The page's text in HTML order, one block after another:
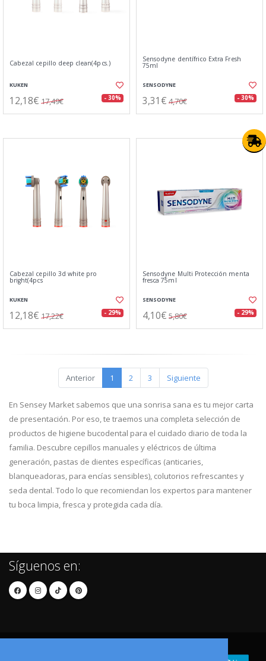
Cabezal cepillo deep clean(4pcs.)
KUKEN
12,18€ 17,49€ - 30%
Sensodyne dentífrico Extra Fresh
75ml
SENSODYNE
3,31€ 4,70€ - 30%
Cabezal cepillo 3d white pro
bright(4pcs
KUKEN
12,18€ 17,22€ - 29%
Sensodyne Multi Protección menta
fresca 75ml
SENSODYNE
4,10€ 5,80€ - 29%
Anterior 1 2 3 Siguiente
En Sensey Market sabemos que una sonrisa sana es tu mejor carta
de presentación. Por eso, te traemos una completa selección de
productos de higiene bucodental para el cuidado diario de toda la
familia. Descubre cepillos manuales y eléctricos de última
generación, pastas de dientes específicas (anticaries,
blanqueadoras, para encías sensibles), colutorios refrescantes y
seda dental. Todo lo que recomiendan los expertos para mantener
tu boca limpia, fresca y protegida cada día.
Síguenos en: